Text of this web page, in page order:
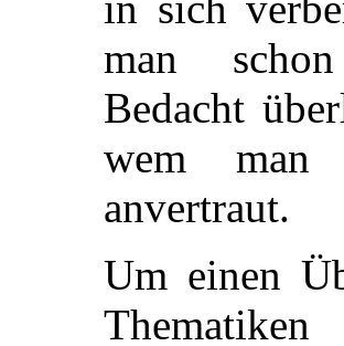
man
Bedacht
wem man
anvertraut.
Um einen